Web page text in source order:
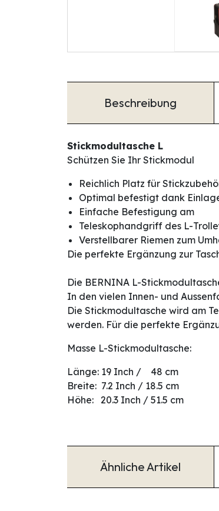
Beschreibung
Stickmodultasche L
Schützen Sie Ihr Stickmodul
Reichlich Platz für
Optimal befestigt dank
Einfache Befestigung am
Teleskophandgriff des L-
Verstellbarer Riemen zum
Die perfekte Ergänzung zur
Die BERNINA L-
In den vielen Innen- und
Die Stickmodultasche wird am
werden. Für die perfekte
Masse L-Stickmodultasche:
Länge: 19 Inch / 48 cm
Breite: 7.2 Inch / 18.5 cm
Höhe: 20.3 Inch / 51.5 cm
Ähnliche Artikel